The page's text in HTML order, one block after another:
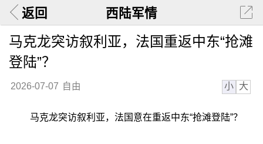
返回 西陆军情
马克龙突访叙利亚，法国重返中东“抢滩
登陆”？
2026-07-07 自由 小 大
马克龙突访叙利亚，法国意在重返中东“抢滩登陆”？